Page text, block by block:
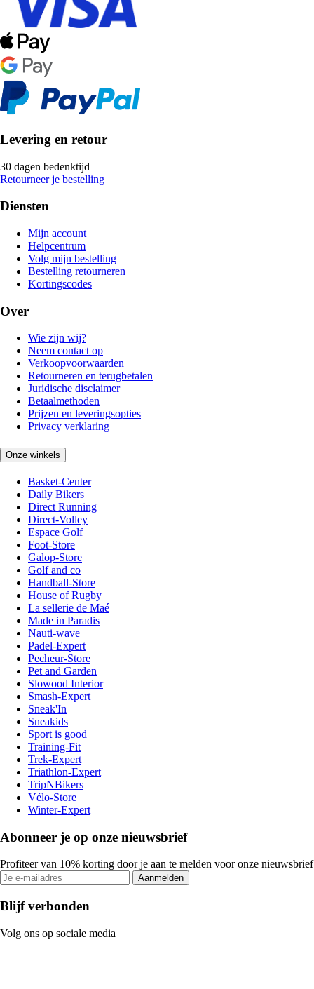
Levering en retour
30 dagen bedenktijd
Retourneer je bestelling
Diensten
Mijn account
Helpcentrum
Volg mijn bestelling
Bestelling retourneren
Kortingscodes
Over
Wie zijn wij?
Neem contact op
Verkoopvoorwaarden
Retourneren en terugbetalen
Juridische disclaimer
Betaalmethoden
Prijzen en leveringsopties
Privacy verklaring
Onze winkels
Basket-Center
Daily Bikers
Direct Running
Direct-Volley
Espace Golf
Foot-Store
Galop-Store
Golf and co
Handball-Store
House of Rugby
La sellerie de Maé
Made in Paradis
Nauti-wave
Padel-Expert
Pecheur-Store
Pet and Garden
Slowood Interior
Smash-Expert
Sneak'In
Sneakids
Sport is good
Training-Fit
Trek-Expert
Triathlon-Expert
TripNBikers
Vélo-Store
Winter-Expert
Abonneer je op onze nieuwsbrief
Profiteer van 10% korting door je aan te melden voor onze nieuwsbrief
Aanmelden
Blijf verbonden
Volg ons op sociale media